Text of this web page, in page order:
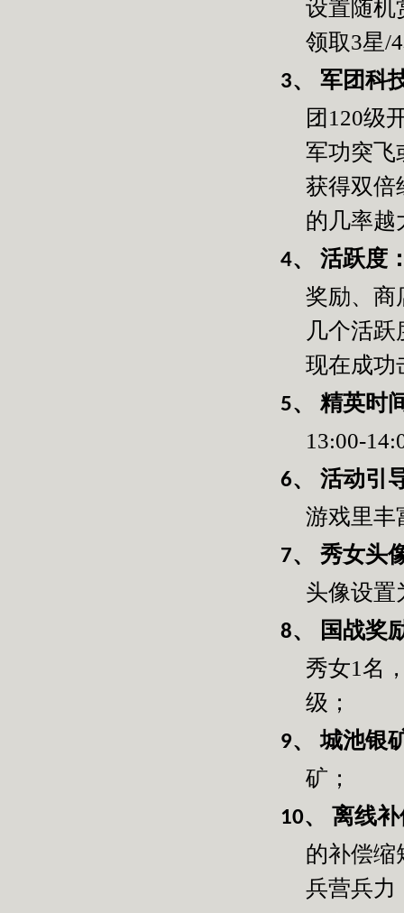
设置随机
领取3星/4
3、
军团科
团 120级
军功突飞
获得双倍
的几率越
4、
活跃度
奖励、商
几个活
现在成功
5、
精英时
13:00-
6、
活动引
游戏里丰
7、
秀女头
头像设置
8、
国战奖
秀女1名
级；
9、
城池银
矿；
10、
离线
的补偿缩
兵营兵力